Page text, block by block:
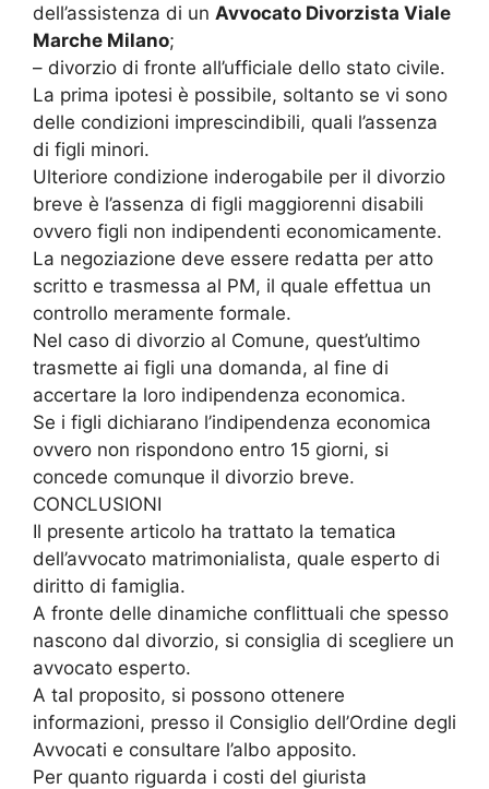
dell’assistenza di un Avvocato Divorzista Viale
Marche Milano;
– divorzio di fronte all’ufficiale dello stato civile.
La prima ipotesi è possibile, soltanto se vi sono
delle condizioni imprescindibili, quali l’assenza
di figli minori.
Ulteriore condizione inderogabile per il divorzio
breve è l’assenza di figli maggiorenni disabili
ovvero figli non indipendenti economicamente.
La negoziazione deve essere redatta per atto
scritto e trasmessa al PM, il quale effettua un
controllo meramente formale.
Nel caso di divorzio al Comune, quest’ultimo
trasmette ai figli una domanda, al fine di
accertare la loro indipendenza economica.
Se i figli dichiarano l’indipendenza economica
ovvero non rispondono entro 15 giorni, si
concede comunque il divorzio breve.
CONCLUSIONI
Il presente articolo ha trattato la tematica
dell’avvocato matrimonialista, quale esperto di
diritto di famiglia.
A fronte delle dinamiche conflittuali che spesso
nascono dal divorzio, si consiglia di scegliere un
avvocato esperto.
A tal proposito, si possono ottenere
informazioni, presso il Consiglio dell’Ordine degli
Avvocati e consultare l’albo apposito.
Per quanto riguarda i costi del giurista